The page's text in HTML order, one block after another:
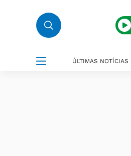
ÚLTIMAS NOTÍCIAS